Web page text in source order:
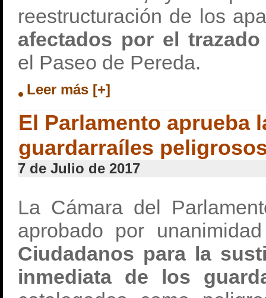
reestructuración de los
afectados por el trazado
el Paseo de Pereda.
Leer más [+]
El Parlamento aprueba
guardarraíles
7 de Julio de 2017
La Cámara del
aprobado por
Ciudadanos para la
inmediata de los